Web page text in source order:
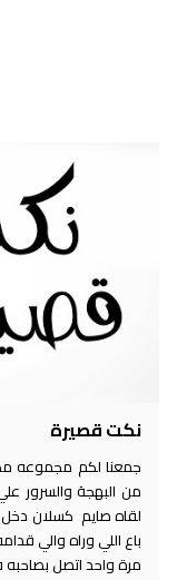
نكت قصيرة
جمعنا لكم مجموعه
من البهجة والسرور
لقاه صايم كسلان دخل
باع اللي وراه والي
مرة واحد اتصل بصاحبه